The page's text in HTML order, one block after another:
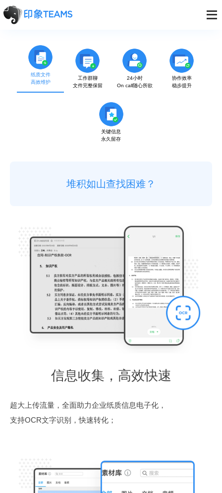
纸质文件
高效维护
工作群聊
文件完整保留
24小时
On call随心所欲
协作效率
稳步提升
关键信息
永久留存
堆积如山查找困难？
信息收集，高效快速
超大上传流量，全面助力企业纸质信息电子化，
支持OCR文字识别，快速转化；
过期失效无法找回？
随时随地，一键保存
支持多种文件格式，视频、音频各类文件，拖拽即可上传，马
住！不放过任何关键信息；
人online 办公信息不online？
支持多设备访问
家庭电脑，办公电脑，手机……
流程不固定 效果难达成？
通用模板库随取随用
标准模板，普遍适用于运营、hr、客服等角色。随时取用，形
式统一，有效降低成员间沟通成本
关键信息找不到 尴尬联系前同僚？
团队主页信息共享
专属团队主页、联系人界面，打破个人信息孤岛。新人入职，
快速了解团队愿景，最新动态，项目进展